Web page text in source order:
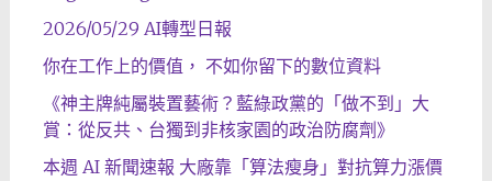
2026/05/29 AI轉型日報
你在工作上的價值， 不如你留下的數位資料
《神主牌純屬裝置藝術？藍綠政黨的「做不到」大
賞：從反共、台獨到非核家園的政治防腐劑》
本週 AI 新聞速報 大廠靠「算法瘦身」對抗算力漲價